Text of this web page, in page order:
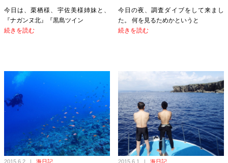
今日は、栗栖様、宇佐美様姉妹と、
『ナガンヌ北』『黒島ツイン
続きを読む
今日の夜、調査ダイブをして来まし
た。 何を見るためかというと
続きを読む
2015.6.2 | 海日記 2015.6.1 | 海日記